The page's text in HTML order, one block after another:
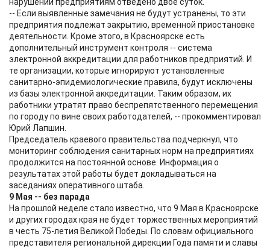
-- Если выявленные замечания не будут устранены, то эти
предприятия подлежат закрытию, временной приостановке
деятельности. Кроме этого, в Красноярске есть
дополнительный инструмент контроля -- система
электронной аккредитации для работников предприятий. И
те организации, которые игнорируют установленные
санитарно-эпидемиологические правила, будут исключены
из базы электронной аккредитации. Таким образом, их
работники утратят право беспрепятственного перемещения
по городу по вине своих работодателей, -- прокомментировал
Юрий Лапшин.
Председатель краевого правительства подчеркнул, что
мониторинг соблюдения санитарных норм на предприятиях
продолжится на постоянной основе. Информация о
результатах этой работы будет докладываться на
заседаниях оперативного штаба.
9 Мая -- без парада
На прошлой неделе стало известно, что 9 Мая в Красноярске
и других городах края не будет торжественных мероприятий
в честь 75-летия Великой Победы. По словам официального
представителя региональной дирекции Года памяти и славы